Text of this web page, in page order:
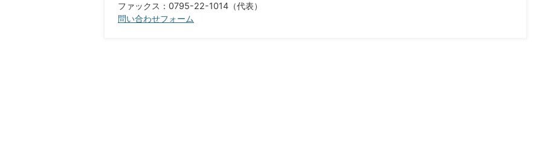
ファックス：0795-22-1014（代表）
問い合わせフォーム